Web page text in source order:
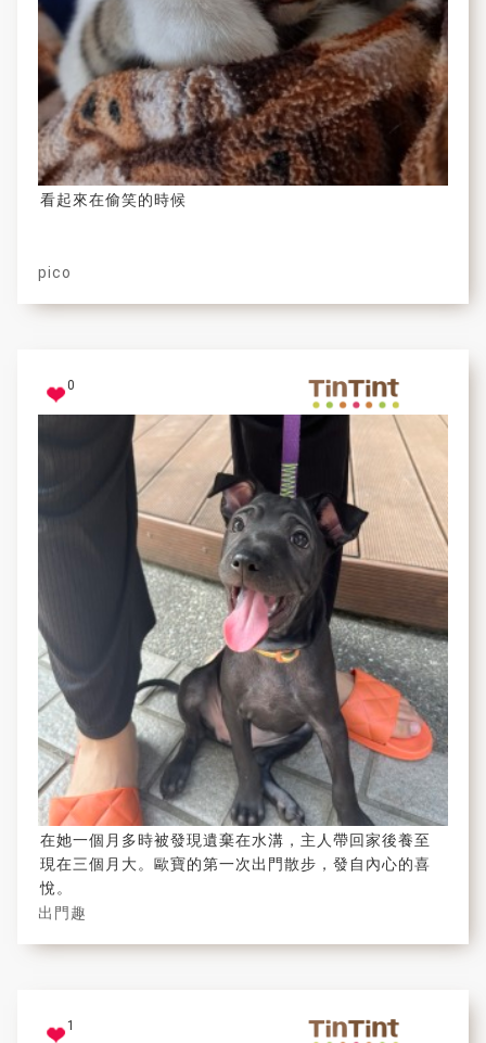
看起來在偷笑的時候
pico
0
在她一個月多時被發現遺棄在水溝，主人帶回家後養至
現在三個月大。歐寶的第一次出門散步，發自內心的喜
悅。
出門趣
1